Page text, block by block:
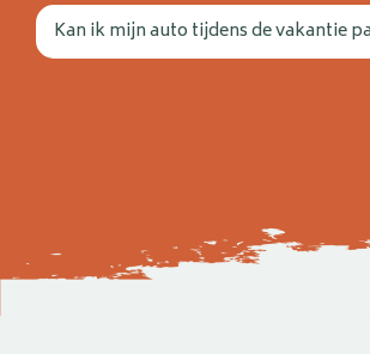
Kan ik mijn auto tijdens de vakantie